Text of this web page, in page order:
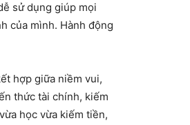
sử dụng giúp mọi
của mình. Hành động
hợp giữa niềm vui,
thức tài chính, kiếm
học vừa kiếm tiền,